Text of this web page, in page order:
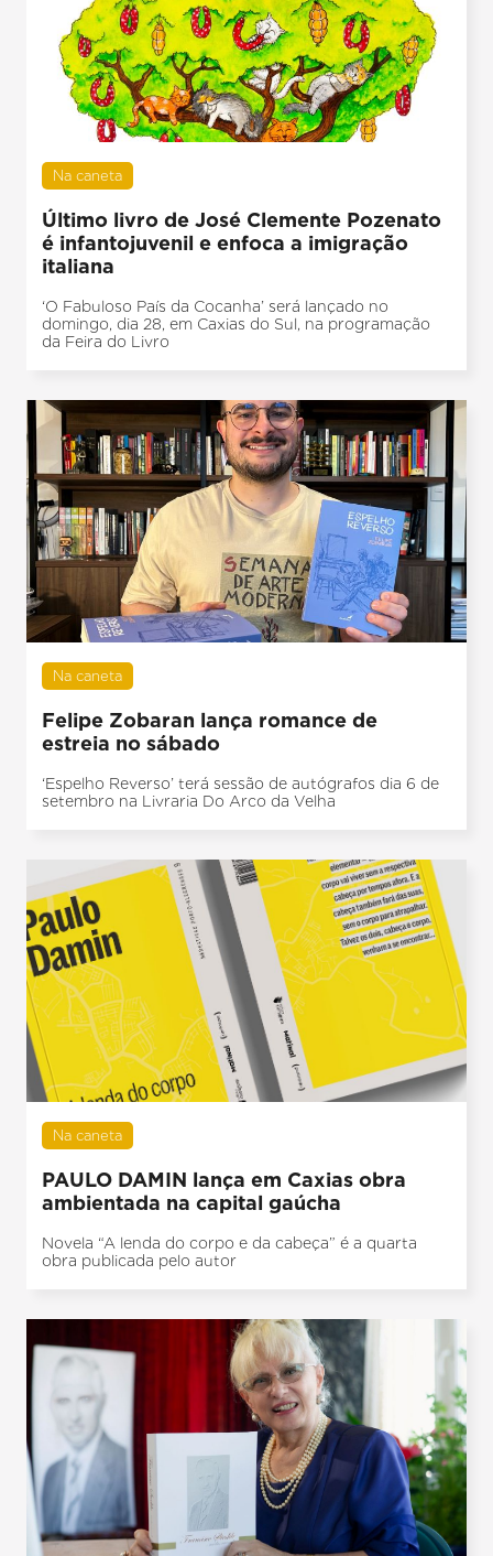
Na caneta
Último livro de José Clemente Pozenato
é infantojuvenil e enfoca a imigração
italiana
‘O Fabuloso País da Cocanha’ será lançado no
domingo, dia 28, em Caxias do Sul, na programação
da Feira do Livro
Na caneta
Felipe Zobaran lança romance de
estreia no sábado
‘Espelho Reverso’ terá sessão de autógrafos dia 6 de
setembro na Livraria Do Arco da Velha
Na caneta
PAULO DAMIN lança em Caxias obra
ambientada na capital gaúcha
Novela “A lenda do corpo e da cabeça” é a quarta
obra publicada pelo autor